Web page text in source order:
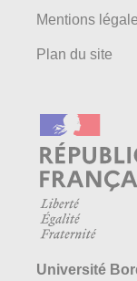
Mentions
Plan du site
Université